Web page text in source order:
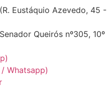
Eustáquio Azevedo, 45 -
Queirós nº305, 10º
Whatsapp)